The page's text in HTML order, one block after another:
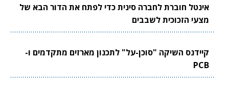
אינטל חוברת לחברה סינית כדי לפתח את הדור הבא של
מצעי הזכוכית לשבבים
קיידנס השיקה "סוכן-על" לתכנון מארזים מתקדמים ו-
PCB